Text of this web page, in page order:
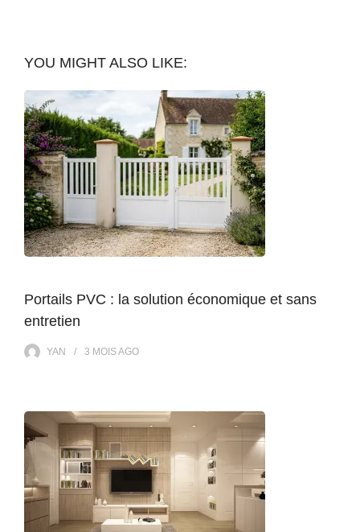
YOU MIGHT ALSO LIKE:
Portails PVC : la solution économique et sans
entretien
YAN 3 MOISAGO